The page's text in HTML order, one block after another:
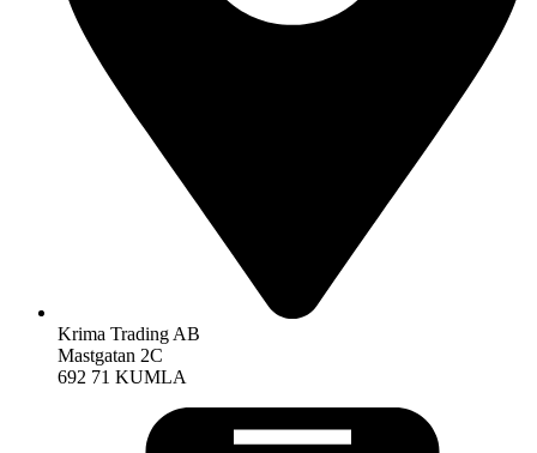
Krima Trading AB
Mastgatan 2C
692 71 KUMLA